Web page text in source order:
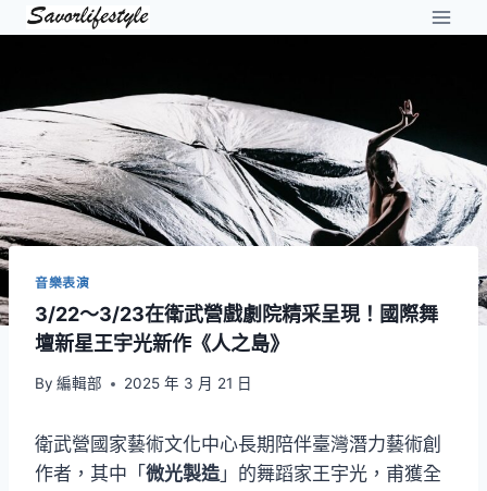
Skip
音樂表演
3/22～3/23在衛武營戲劇院精采呈現！國際舞
壇新星王宇光新作《人之島》
By 編輯部 2025 年 3 月 21 日
衛武營國家藝術文化中心長期陪伴臺灣潛力藝術創
作者，其中「 微光製造」的舞蹈家王宇光，甫獲全